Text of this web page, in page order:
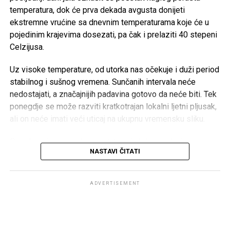
gubitka.
Tweet Share
Mail
temperatura, dok će prva dekada avgusta donijeti
ekstremne vrućine sa dnevnim temperaturama koje će u
pojedinim krajevima dosezati, pa čak i prelaziti 40 stepeni
Celzijusa.
Uz visoke temperature, od utorka nas očekuje i duži period
stabilnog i sušnog vremena. Sunčanih intervala neće
nedostajati, a značajnijih padavina gotovo da neće biti. Tek
ponegdje se može razviti kratkotrajan lokalni ljetni pljusak,
ali on neće imati veći uticaj na ukupnu vremensku sliku.
Posebno će neugodne postati noći. Iako se dani
postepeno skraćuju, temperature će nastaviti rasti, pa će
NASTAVI ČITATI
ADVERTISEMENT